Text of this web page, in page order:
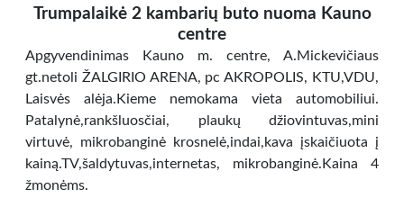
Trumpalaikė 2 kambarių buto nuoma Kauno
centre
Apgyvendinimas Kauno m. centre, A.Mickevičiaus
gt.netoli ŽALGIRIO ARENA, pc AKROPOLIS, KTU,VDU,
Laisvės alėja.Kieme nemokama vieta automobiliui.
Patalynė,rankšluosčiai, plaukų džiovintuvas,mini
virtuvė, mikrobanginė krosnelė,indai,kava įskaičiuota į
kainą.TV,šaldytuvas,internetas, mikrobanginė.Kaina 4
žmonėms.